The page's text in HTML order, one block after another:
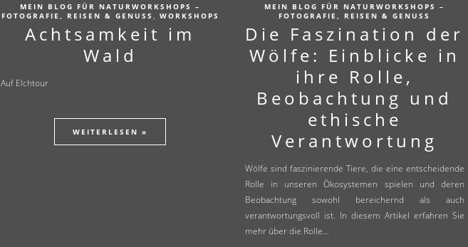
MEIN BLOG FÜR NATURWORKSHOPS –
FOTOGRAFIE, REISEN & GENUSS , WORKSHOPS
Achtsamkeit im
Wald
Auf Elchtour
WEITERLESEN »
MEIN BLOG FÜR NATURWORKSHOPS –
FOTOGRAFIE, REISEN & GENUSS
Die Faszination der
Wölfe: Einblicke in
ihre Rolle,
Beobachtung und
ethische
Verantwortung
Wölfe sind faszinierende Tiere, die eine entscheidende
Rolle in unseren Ökosystemen spielen und deren
Beobachtung sowohl bereichernd als auch
verantwortungsvoll ist. In diesem Artikel erfahren Sie
mehr über die Rolle…